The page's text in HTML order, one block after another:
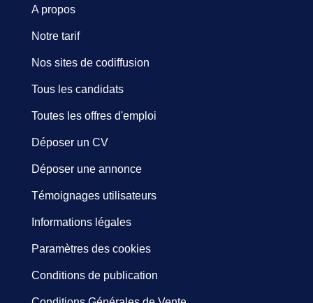
A propos
Notre tarif
Nos sites de codiffusion
Tous les candidats
Toutes les offres d'emploi
Déposer un CV
Déposer une annonce
Témoignages utilisateurs
Informations légales
Paramètres des cookies
Conditions de publication